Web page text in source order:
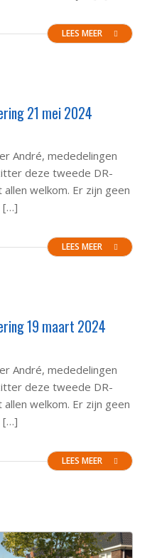
LEES MEER
21 mei 2024
André, mededelingen
deze tweede DR-
welkom. Er zijn geen
[…]
LEES MEER
19 maart 2024
André, mededelingen
deze tweede DR-
welkom. Er zijn geen
[…]
LEES MEER